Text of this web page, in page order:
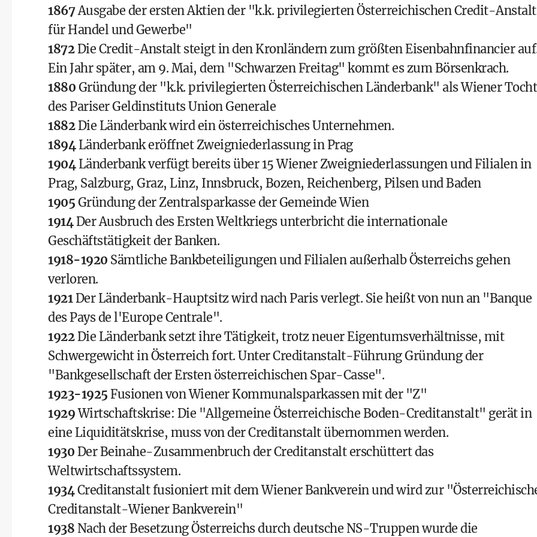
1867Ausgabe der ersten Aktien der "k.k. privilegierten Österreichischen Credit-Anstalt
für Handel und Gewerbe"
1872Die Credit-Anstalt steigt in den Kronländern zum größten Eisenbahnfinancier
Ein Jahr später, am 9. Mai, dem "Schwarzen Freitag" kommt es zum Börsenkrach.
1880 Gründung der "k.k. privilegierten Österreichischen Länderbank" als Wiener
des Pariser Geldinstituts Union Generale
1882Die Länderbank wird ein österreichisches Unternehmen.
1894Länderbank eröffnet Zweigniederlassung in Prag
1904Länderbank verfügt bereits über 15 Wiener Zweigniederlassungen und Filialen in
Prag, Salzburg, Graz, Linz, Innsbruck, Bozen, Reichenberg, Pilsen und Baden
1905 Gründung der Zentralsparkasse der Gemeinde Wien
1914Der Ausbruch des Ersten Weltkriegs unterbricht die internationale
Geschäftstätigkeit der Banken.
1918-1920 Sämtliche Bankbeteiligungen und Filialen außerhalb Österreichs gehen
verloren.
1921Der Länderbank-Hauptsitz wird nach Paris verlegt. Sie heißt von nun an "Banque
des Pays de l'Europe Centrale".
1922Die Länderbank setzt ihre Tätigkeit, trotz neuer Eigentumsverhältnisse, mit
Schwergewicht in Österreich fort. Unter Creditanstalt-Führung Gründung der
"Bankgesellschaft der Ersten österreichischen Spar-Casse".
1923-1925 Fusionen von Wiener Kommunalsparkassen mit der "Z"
1929Wirtschaftskrise: Die "Allgemeine Österreichische Boden-Creditanstalt" gerät in
eine Liquiditätskrise, muss von der Creditanstalt übernommen werden.
1930 Der Beinahe-Zusammenbruch der Creditanstalt erschüttert das
Weltwirtschaftssystem.
1934Creditanstalt fusioniert mit dem Wiener Bankverein und wird zur
Creditanstalt-Wiener Bankverein"
1938 Nach der Besetzung Österreichs durch deutsche NS-Truppen wurde die